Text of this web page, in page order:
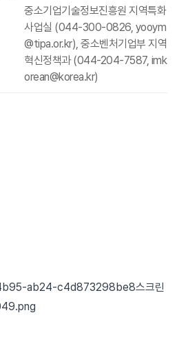
중소기업기술정보진흥원 지역특화
사업실 (044-300-0826, yooym
@tipa.or.kr), 중소벤처기업부 지역
혁신정책과 (044-204-7587, imk
orean@korea.kr)